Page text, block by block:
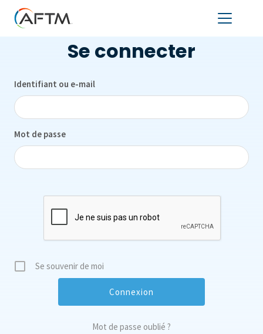
Se connecter
Identifiant ou e-mail
Mot de passe
Se souvenir de moi
Mot de passe oublié ?